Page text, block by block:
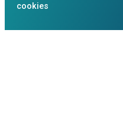
cookies